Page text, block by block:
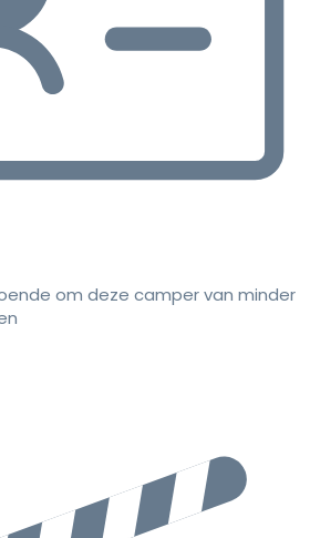
om deze camper van minder